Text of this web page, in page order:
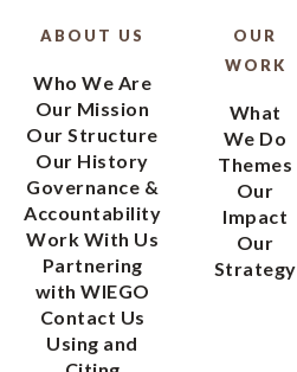
ABOUT US
Who We Are
Our Mission
Our Structure
Our History
Governance &
Accountability
Work With Us
Partnering
with WIEGO
Contact Us
Using and
OUR
WORK
What
We Do
Themes
Our
Impact
Our
Strategy